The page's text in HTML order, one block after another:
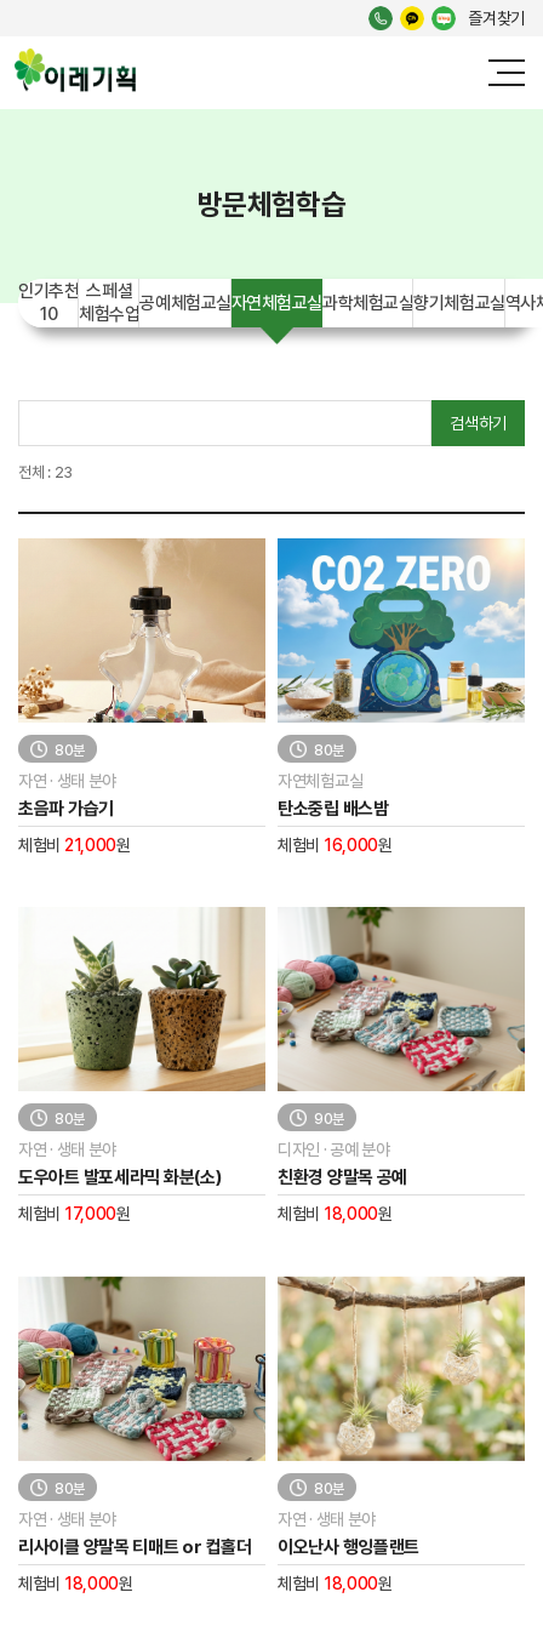
즐겨찾기
방문체험학습
인기추천
10
스페셜
체험수업
공예체험교실자연체험교실과학체험교실향기체험교실역사
전체 : 23
검색하기
80분
자연 · 생태 분야
초음파 가습기
체험비 21,000원
80분
자연체험교실
탄소중립 배스밤
체험비 16,000원
80분
자연 · 생태 분야
도우아트 발포세라믹 화분(소)
체험비 17,000원
90분
디자인 · 공예 분야
친환경 양말목 공예
체험비 18,000원
80분
자연 · 생태 분야
리사이클 양말목 티매트 or 컵홀더
체험비 18,000원
80분
자연 · 생태 분야
이오난사 행잉플랜트
체험비 18,000원